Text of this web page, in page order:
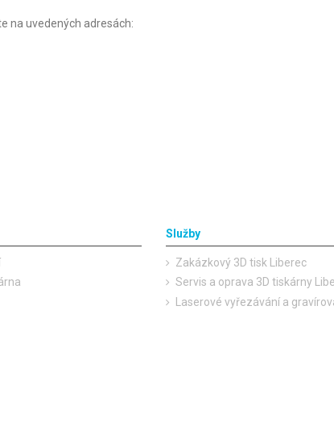
na uvedených adresách:
Služby
Zakázkový 3D tisk Liberec
Servis a oprava 3D tiskárny
Laserové vyřezávání a